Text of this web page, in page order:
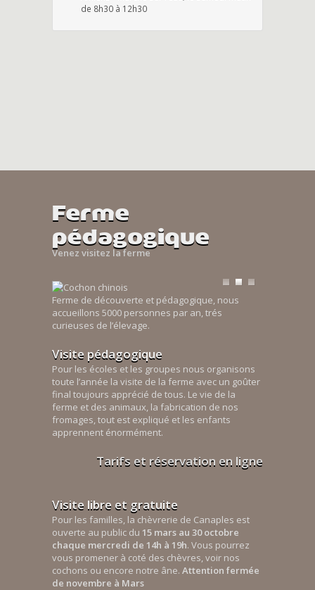
de 8h30 à 12h30
Ferme
pédagogique
Venez visitez la ferme
Ferme de découverte et pédagogique, nous
accueillons 5000 personnes par an, trés
curieuses de l’élevage.
Visite pédagogique
Pour les écoles et les groupes nous organisons
toute l’année la visite de la ferme avec un goûter
final toujours apprécié de tous. Le vie de la
ferme et des animaux, la fabrication de nos
fromages, tout est expliqué et les enfants
apprennent énormément.
Tarifs et réservation en ligne
Visite libre et gratuite
Pour les familles, la chèvrerie de Canaples est
ouverte au public du 15 mars au 30 octobre
chaque mercredi de 14h à 19h. Vous pourrez
vous promener à coté des chèvres, voir nos
cochons ou encore notre âne. Attention fermée
de novembre à Mars